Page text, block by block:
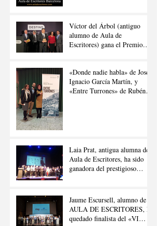
Víctor del Árbol (antiguo
alumno de Aula de
Escritores) gana el Premio
«Donde nadie habla» de José
Ignacio García Martín, y
«Entre Turrones» de Rubén
Laia Prat, antigua alumna de
Aula de Escritores, ha sido
ganadora del prestigioso
Jaume Escursell, alumno de
AULA DE ESCRITORES, ha
quedado finalista del «VI